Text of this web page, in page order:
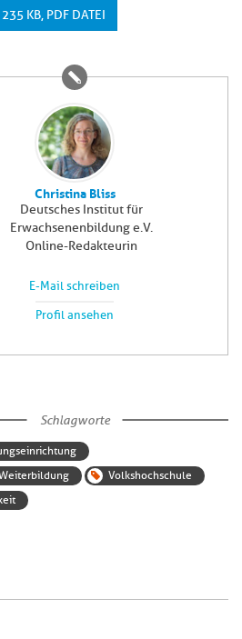
235 KB, PDF DATEI
Christina Bliss
Deutsches Institut für
Erwachsenenbildung e.V.
Online-Redakteurin
E-Mail schreiben
Profil ansehen
Schlagworte
Volkshochschule